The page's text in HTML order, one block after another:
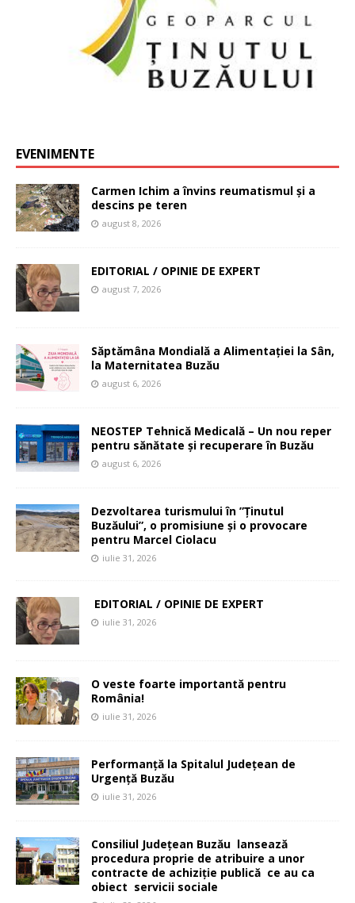
EVENIMENTE
Carmen Ichim a învins reumatismul și a
descins pe teren
august 8, 2026
EDITORIAL / OPINIE DE EXPERT
august 7, 2026
Săptămâna Mondială a Alimentației la Sân,
la Maternitatea Buzău
august 6, 2026
NEOSTEP Tehnică Medicală – Un nou reper
pentru sănătate și recuperare în Buzău
august 6, 2026
Dezvoltarea turismului în ”Ținutul
Buzăului”, o promisiune și o provocare
pentru Marcel Ciolacu
iulie 31, 2026
EDITORIAL / OPINIE DE EXPERT
iulie 31, 2026
O veste foarte importantă pentru
România!
iulie 31, 2026
Performanță la Spitalul Județean de
Urgență Buzău
iulie 31, 2026
Consiliul Județean Buzău lansează
procedura proprie de atribuire a unor
contracte de achiziție publică ce au ca
obiect servicii sociale